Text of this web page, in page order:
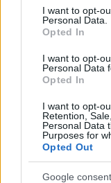
consent section.
I want to opt-
Personal Data.
Opted In
I want to opt-
Personal Data
Opted In
I want to opt-
Retention,
Personal Data
Purposes for
Opted Out
Google
F
a
ce
b
o
o
k
T
w
it
te
r
Pi
NOTIZIE RECENTI